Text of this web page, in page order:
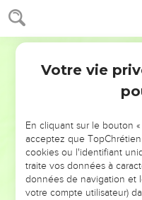
NE MANQUEZ
DE
ET SI LEURS ERREURS
Votre vie
En cliquant sur le bouton
acceptez que
cookies ou l'identifiant
traite vos données à
données de navigation et
votre compte utilisateur)